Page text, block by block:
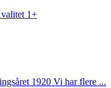
1+
1920 Vi har flere ...